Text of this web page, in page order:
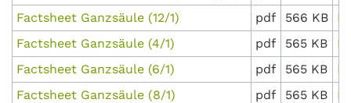
Factsheet Ganzsäule (12/1)
pdf 566 KB
Factsheet Ganzsäule (4/1)
pdf 565 KB
Factsheet Ganzsäule (6/1)
pdf 565 KB
Factsheet Ganzsäule (8/1)
pdf 565 KB